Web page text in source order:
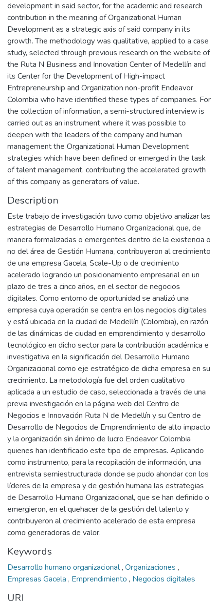
development in said sector, for the academic and research
contribution in the meaning of Organizational Human
Development as a strategic axis of said company in its
growth. The methodology was qualitative, applied to a case
study, selected through previous research on the website of
the Ruta N Business and Innovation Center of Medellín and
its Center for the Development of High-impact
Entrepreneurship and Organization non-profit Endeavor
Colombia who have identified these types of companies. For
the collection of information, a semi-structured interview is
carried out as an instrument where it was possible to
deepen with the leaders of the company and human
management the Organizational Human Development
strategies which have been defined or emerged in the task
of talent management, contributing the accelerated growth
of this company as generators of value.
Description
Este trabajo de investigación tuvo como objetivo analizar las
estrategias de Desarrollo Humano Organizacional que, de
manera formalizadas o emergentes dentro de la existencia o
no del área de Gestión Humana, contribuyeron al crecimiento
de una empresa Gacela, Scale-Up o de crecimiento
acelerado logrando un posicionamiento empresarial en un
plazo de tres a cinco años, en el sector de negocios
digitales. Como entorno de oportunidad se analizó una
empresa cuya operación se centra en los negocios digitales
y está ubicada en la ciudad de Medellín (Colombia), en razón
de las dinámicas de ciudad en emprendimiento y desarrollo
tecnológico en dicho sector para la contribución académica e
investigativa en la significación del Desarrollo Humano
Organizacional como eje estratégico de dicha empresa en su
crecimiento. La metodología fue del orden cualitativo
aplicada a un estudio de caso, seleccionada a través de una
previa investigación en la página web del Centro de
Negocios e Innovación Ruta N de Medellín y su Centro de
Desarrollo de Negocios de Emprendimiento de alto impacto
y la organización sin ánimo de lucro Endeavor Colombia
quienes han identificado este tipo de empresas. Aplicando
como instrumento, para la recopilación de información, una
entrevista semiestructurada donde se pudo ahondar con los
líderes de la empresa y de gestión humana las estrategias
de Desarrollo Humano Organizacional, que se han definido o
emergieron, en el quehacer de la gestión del talento y
contribuyeron al crecimiento acelerado de esta empresa
como generadoras de valor.
Keywords
Desarrollo humano organizacional, Organizaciones ,
Empresas Gacela , Emprendimiento , Negocios digitales
URI